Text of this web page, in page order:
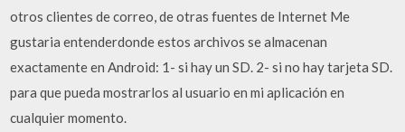
otros clientes de correo, de otras fuentes de Internet Me
gustaria entenderdonde estos archivos se almacenan
exactamente en Android: 1- si hay un SD. 2- si no hay tarjeta SD.
para que pueda mostrarlos al usuario en mi aplicación en
cualquier momento.